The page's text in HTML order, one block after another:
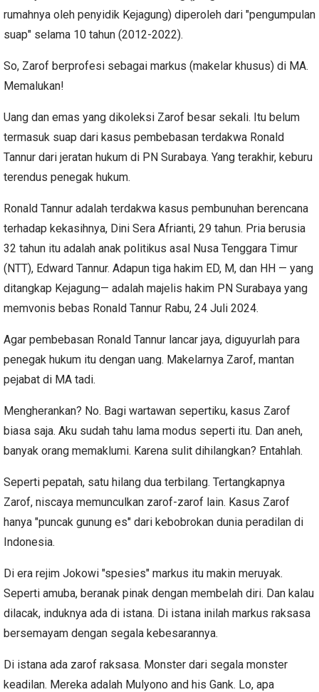
rumahnya oleh penyidik Kejagung) diperoleh dari "pengumpulan
suap" selama 10 tahun (2012-2022).
So, Zarof berprofesi sebagai markus (makelar khusus) di MA.
Memalukan!
Uang dan emas yang dikoleksi Zarof besar sekali. Itu belum
termasuk suap dari kasus pembebasan terdakwa Ronald
Tannur dari jeratan hukum di PN Surabaya. Yang terakhir, keburu
terendus penegak hukum.
Ronald Tannur adalah terdakwa kasus pembunuhan berencana
terhadap kekasihnya, Dini Sera Afrianti, 29 tahun. Pria berusia
32 tahun itu adalah anak politikus asal Nusa Tenggara Timur
(NTT), Edward Tannur. Adapun tiga hakim ED, M, dan HH — yang
ditangkap Kejagung— adalah majelis hakim PN Surabaya yang
memvonis bebas Ronald Tannur Rabu, 24 Juli 2024.
Agar pembebasan Ronald Tannur lancar jaya, diguyurlah para
penegak hukum itu dengan uang. Makelarnya Zarof, mantan
pejabat di MA tadi.
Mengherankan? No. Bagi wartawan sepertiku, kasus Zarof
biasa saja. Aku sudah tahu lama modus seperti itu. Dan aneh,
banyak orang memaklumi. Karena sulit dihilangkan? Entahlah.
Seperti pepatah, satu hilang dua terbilang. Tertangkapnya
Zarof, niscaya memunculkan zarof-zarof lain. Kasus Zarof
hanya "puncak gunung es" dari kebobrokan dunia peradilan di
Indonesia.
Di era rejim Jokowi "spesies" markus itu makin meruyak.
Seperti amuba, beranak pinak dengan membelah diri. Dan kalau
dilacak, induknya ada di istana. Di istana inilah markus raksasa
bersemayam dengan segala kebesarannya.
Di istana ada zarof raksasa. Monster dari segala monster
keadilan. Mereka adalah Mulyono and his Gank. Lo, apa